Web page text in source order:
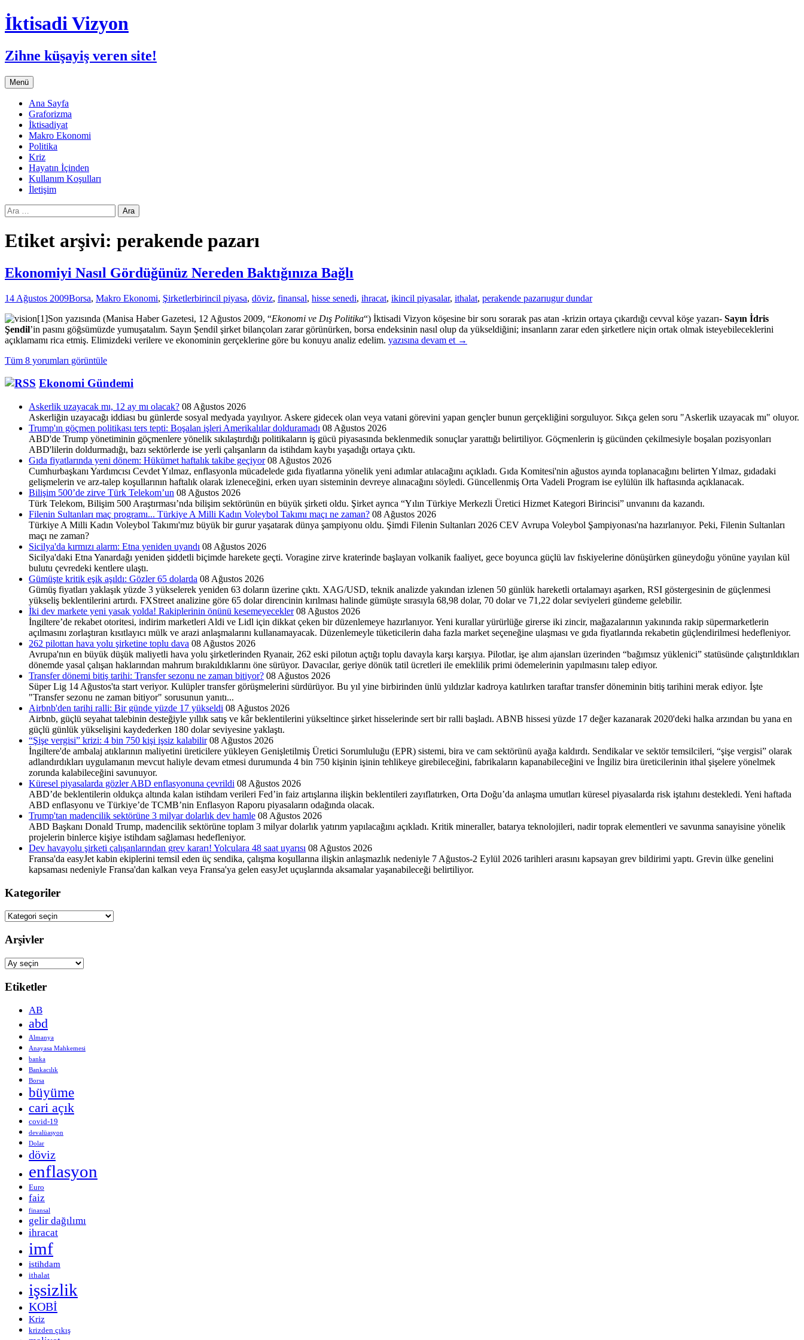
İktisadi Vizyon
Zihne küşayiş veren site!
Menü İçeriğe
atla
Ana Sayfa
Graforizma
İktisadiyat
Makro Ekonomi
Politika
Kriz
Hayatın İçinden
Kullanım Koşulları
İletişim
Arama:
Etiket arşivi: perakende pazarı
Ekonomiyi Nasıl Gördüğünüz Nereden Baktığınıza Bağlı
14 Ağustos 2009Borsa, Makro Ekonomi, Şirketlerbirincil piyasa, döviz, finansal, hisse senedi, ihracat, ikincil piyasalar, ithalat, perakende pazarıugur dundar
Son yazısında (Manisa Haber Gazetesi, 12 Ağustos 2009, “Ekonomi ve Dış Politika“) İktisadi Vizyon köşesine bir soru sorarak pas atan -krizin ortaya çıkardığı cevval köşe yazarı- Sayın İdris
Şendil’in pasını göğsümüzde yumuşatalım. Sayın Şendil şirket bilançoları zarar görünürken, borsa endeksinin nasıl olup da yükseldiğini; insanların zarar eden şirketlere niçin ortak olmak isteyebileceklerini
açıklamamı rica etmiş. Elimizdeki verilere ve ekonominin gerçeklerine göre bu konuyu analiz edelim. Ekonomiyi
yazısına devam et →
Tüm 8 yorumları görüntüle
Ekonomi Gündemi
Askerlik uzayacak mı, 12 ay mı olacak? 08 Ağustos 2026
Askerliğin uzayacağı iddiası bu günlerde sosyal medyada yayılıyor. Askere gidecek olan veya vatani görevini yapan gençler bunun gerçekliğini sorguluyor. Sıkça gelen soru "Askerlik uzayacak mı" oluyor.
Trump'ın göçmen politikası ters tepti: Boşalan işleri Amerikalılar dolduramadı 08 Ağustos 2026
ABD'de Trump yönetiminin göçmenlere yönelik sıkılaştırdığı politikaların iş gücü piyasasında beklenmedik sonuçlar yarattığı belirtiliyor. Göçmenlerin iş gücünden çekilmesiyle boşalan pozisyonları
ABD'lilerin doldurmadığı, bazı sektörlerde ise yerli çalışanların da istihdam kaybı yaşadığı ortaya çıktı.
Gıda fiyatlarında yeni dönem: Hükümet haftalık takibe geçiyor 08 Ağustos 2026
Cumhurbaşkanı Yardımcısı Cevdet Yılmaz, enflasyonla mücadelede gıda fiyatlarına yönelik yeni adımlar atılacağını açıkladı. Gıda Komitesi'nin ağustos ayında toplanacağını belirten Yılmaz, gıdadaki
gelişmelerin ve arz-talep koşullarının haftalık olarak izleneceğini, erken uyarı sisteminin devreye alınacağını söyledi. Güncellenmiş Orta Vadeli Program ise eylülün ilk haftasında açıklanacak.
Bilişim 500’de zirve Türk Telekom’un 08 Ağustos 2026
Türk Telekom, Bilişim 500 Araştırması’nda bilişim sektörünün en büyük şirketi oldu. Şirket ayrıca “Yılın Türkiye Merkezli Üretici Hizmet Kategori Birincisi” unvanını da kazandı.
Filenin Sultanları maç programı... Türkiye A Milli Kadın Voleybol Takımı maçı ne zaman? 08 Ağustos 2026
Türkiye A Milli Kadın Voleybol Takımı'mız büyük bir gurur yaşatarak dünya şampiyonu oldu. Şimdi Filenin Sultanları 2026 CEV Avrupa Voleybol Şampiyonası'na hazırlanıyor. Peki, Filenin Sultanları
maçı ne zaman?
Sicilya'da kırmızı alarm: Etna yeniden uyandı 08 Ağustos 2026
Sicilya'daki Etna Yanardağı yeniden şiddetli biçimde harekete geçti. Voragine zirve kraterinde başlayan volkanik faaliyet, gece boyunca güçlü lav fıskiyelerine dönüşürken güneydoğu yönüne yayılan kül
bulutu çevredeki kentlere ulaştı.
Gümüşte kritik eşik aşıldı: Gözler 65 dolarda 08 Ağustos 2026
Gümüş fiyatları yaklaşık yüzde 3 yükselerek yeniden 63 doların üzerine çıktı. XAG/USD, teknik analizde yakından izlenen 50 günlük hareketli ortalamayı aşarken, RSI göstergesinin de güçlenmesi
yükseliş beklentilerini artırdı. FXStreet analizine göre 65 dolar direncinin kırılması halinde gümüşte sırasıyla 68,98 dolar, 70 dolar ve 71,22 dolar seviyeleri gündeme gelebilir.
İki dev markete yeni yasak yolda! Rakiplerinin önünü kesemeyecekler 08 Ağustos 2026
İngiltere’de rekabet otoritesi, indirim marketleri Aldi ve Lidl için dikkat çeken bir düzenlemeye hazırlanıyor. Yeni kurallar yürürlüğe girerse iki zincir, mağazalarının yakınında rakip süpermarketlerin
açılmasını zorlaştıran kısıtlayıcı mülk ve arazi anlaşmalarını kullanamayacak. Düzenlemeyle tüketicilerin daha fazla market seçeneğine ulaşması ve gıda fiyatlarında rekabetin güçlendirilmesi hedefleniyor.
262 pilottan hava yolu şirketine toplu dava 08 Ağustos 2026
Avrupa'nın en büyük düşük maliyetli hava yolu şirketlerinden Ryanair, 262 eski pilotun açtığı toplu davayla karşı karşıya. Pilotlar, işe alım ajansları üzerinden “bağımsız yüklenici” statüsünde çalıştırıldıkları
dönemde yasal çalışan haklarından mahrum bırakıldıklarını öne sürüyor. Davacılar, geriye dönük tatil ücretleri ile emeklilik primi ödemelerinin yapılmasını talep ediyor.
Transfer dönemi bitiş tarihi: Transfer sezonu ne zaman bitiyor? 08 Ağustos 2026
Süper Lig 14 Ağustos'ta start veriyor. Kulüpler transfer görüşmelerini sürdürüyor. Bu yıl yine birbirinden ünlü yıldızlar kadroya katılırken taraftar transfer döneminin bitiş tarihini merak ediyor. İşte
"Transfer sezonu ne zaman bitiyor" sorusunun yanıtı...
Airbnb'den tarihi ralli: Bir günde yüzde 17 yükseldi 08 Ağustos 2026
Airbnb, güçlü seyahat talebinin desteğiyle yıllık satış ve kâr beklentilerini yükseltince şirket hisselerinde sert bir ralli başladı. ABNB hissesi yüzde 17 değer kazanarak 2020'deki halka arzından bu yana en
güçlü günlük yükselişini kaydederken 180 dolar seviyesine yaklaştı.
“Şişe vergisi” krizi: 4 bin 750 kişi işsiz kalabilir 08 Ağustos 2026
İngiltere'de ambalaj atıklarının maliyetini üreticilere yükleyen Genişletilmiş Üretici Sorumluluğu (EPR) sistemi, bira ve cam sektörünü ayağa kaldırdı. Sendikalar ve sektör temsilcileri, “şişe vergisi” olarak
adlandırdıkları uygulamanın mevcut haliyle devam etmesi durumunda 4 bin 750 kişinin işinin tehlikeye girebileceğini, fabrikaların kapanabileceğini ve İngiliz bira üreticilerinin ithal şişelere yönelmek
zorunda kalabileceğini savunuyor.
Küresel piyasalarda gözler ABD enflasyonuna çevrildi 08 Ağustos 2026
ABD’de beklentilerin oldukça altında kalan istihdam verileri Fed’in faiz artışlarına ilişkin beklentileri zayıflatırken, Orta Doğu’da anlaşma umutları küresel piyasalarda risk iştahını destekledi. Yeni haftada
ABD enflasyonu ve Türkiye’de TCMB’nin Enflasyon Raporu piyasaların odağında olacak.
Trump'tan madencilik sektörüne 3 milyar dolarlık dev hamle 08 Ağustos 2026
ABD Başkanı Donald Trump, madencilik sektörüne toplam 3 milyar dolarlık yatırım yapılacağını açıkladı. Kritik mineraller, batarya teknolojileri, nadir toprak elementleri ve savunma sanayisine yönelik
projelerin binlerce kişiye istihdam sağlaması hedefleniyor.
Dev havayolu şirketi çalışanlarından grev kararı! Yolculara 48 saat uyarısı 08 Ağustos 2026
Fransa'da easyJet kabin ekiplerini temsil eden üç sendika, çalışma koşullarına ilişkin anlaşmazlık nedeniyle 7 Ağustos-2 Eylül 2026 tarihleri arasını kapsayan grev bildirimi yaptı. Grevin ülke genelini
kapsaması nedeniyle Fransa'dan kalkan veya Fransa'ya gelen easyJet uçuşlarında aksamalar yaşanabileceği belirtiliyor.
Kategoriler
Kategoriler
Arşivler
Arşivler
Etiketler
AB
abd
Almanya
Anayasa Mahkemesi
banka
Bankacılık
Borsa
büyüme
cari açık
covid-19
devalüasyon
Dolar
döviz
enflasyon
Euro
faiz
finansal
gelir dağılımı
ihracat
imf
istihdam
ithalat
işsizlik
KOBİ
Kriz
krizden çıkış